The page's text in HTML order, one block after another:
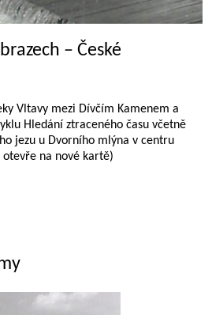
– České
Vltavy mezi Dívčím Kamenem a
Hledání ztraceného času včetně
jezu u Dvorního mlýna v centru
otevře na nové kartě)